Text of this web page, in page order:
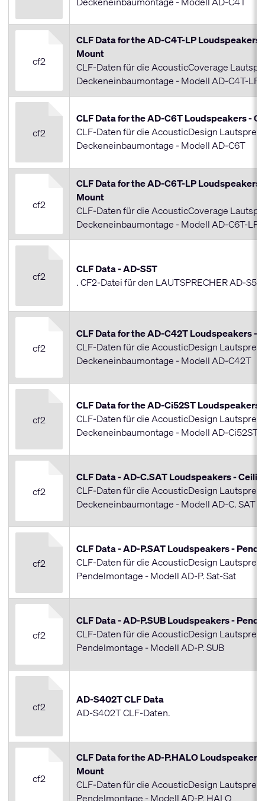
cf2
CLF Data for the AD-C4T-LP Loudspeakers
Mount
CLF-Daten für die AcousticCoverage
Deckeneinbaumontage - Modell AD-C4T-LP
cf2
CLF Data for the AD-C6T Loudspeakers -
CLF-Daten für die AcousticDesign
Deckeneinbaumontage - Modell AD-C6T
cf2
CLF Data for the AD-C6T-LP Loudspeakers
Mount
CLF-Daten für die AcousticCoverage
Deckeneinbaumontage - Modell AD-C6T-LP
cf2
CLF Data - AD-S5T
. CF2-Datei für den LAUTSPRECHER AD-S5T
cf2
CLF Data for the AD-C42T Loudspeakers -
CLF-Daten für die AcousticDesign
Deckeneinbaumontage - Modell AD-C42T
cf2
CLF Data for the AD-Ci52ST Loudspeakers
CLF-Daten für die AcousticDesign
Deckeneinbaumontage - Modell AD-Ci52ST
cf2
CLF Data - AD-C.SAT Loudspeakers -
CLF-Daten für die AcousticDesign
Deckeneinbaumontage - Modell AD-C. SAT
cf2
CLF Data - AD-P.SAT Loudspeakers -
CLF-Daten für die AcousticDesign
Pendelmontage - Modell AD-P. Sat-Sat
cf2
CLF Data - AD-P.SUB Loudspeakers -
CLF-Daten für die AcousticDesign
Pendelmontage - Modell AD-P. SUB
cf2
AD-S402T CLF Data
AD-S402T CLF-Daten.
cf2
CLF Data for the AD-P.HALO Loudspeaker
Mount
CLF-Daten für die AcousticDesign
Pendelmontage - Modell AD-P. HALO